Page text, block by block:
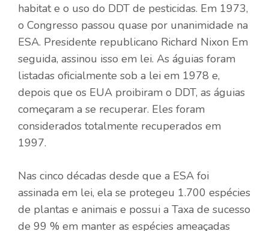
habitat e o uso do DDT de pesticidas. Em 1973,
o Congresso passou quase por unanimidade na
ESA. Presidente republicano Richard Nixon Em
seguida, assinou isso em lei. As águias foram
listadas oficialmente sob a lei em 1978 e,
depois que os EUA proibiram o DDT, as águias
começaram a se recuperar. Eles foram
considerados totalmente recuperados em
1997.
Nas cinco décadas desde que a ESA foi
assinada em lei, ela se protegeu 1.700 espécies
de plantas e animais e possui a Taxa de sucesso
de 99 % em manter as espécies ameaçadas